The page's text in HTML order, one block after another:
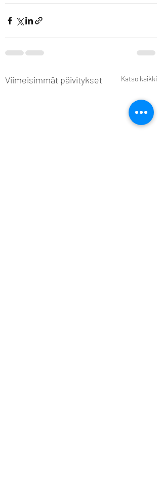
Viimeisimmät päivitykset Katso kaikki